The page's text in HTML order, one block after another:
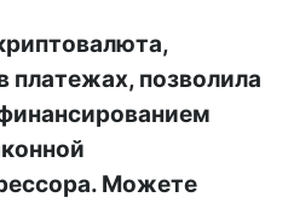
платежах, позволила
Можете